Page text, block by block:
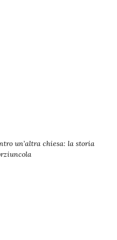
un’altra chiesa: la storia